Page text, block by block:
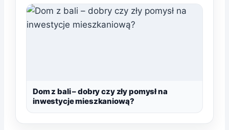
Dom z bali – dobry czy zły pomysł na
inwestycje mieszkaniową?